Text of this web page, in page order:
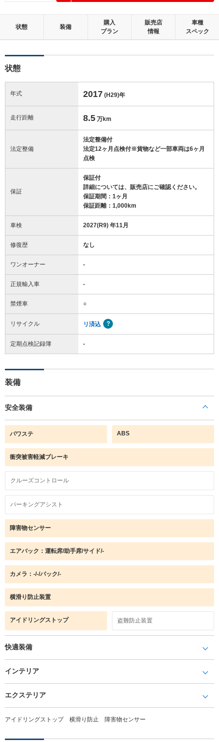
状態 装備
購入
プラン
販売店
情報
車種
スペック
状態
年式 2017 (H29)年
走行距離 8.5 万km
法定整備
法定整備付
法定12ヶ月点検付※貨物など一部車両は6ヶ月
点検
保証
保証付
詳細については、販売店にご確認ください。
保証期間：1ヶ月
保証距離：1,000km
車検 2027(R9) 年11月
修復歴 なし
ワンオーナー -
正規輸入車 -
禁煙車 ○
リサイクル リ済込
定期点検記録簿 -
装備
安全装備
パワステ ABS
衝突被害軽減ブレーキ
クルーズコントロール
パーキングアシスト
障害物センサー
エアバック：運転席/助手席/サイド/-
カメラ：-/-/バック/-
横滑り防止装置
アイドリングストップ 盗難防止装置
快適装備
インテリア
エクステリア
アイドリングストップ 横滑り防止 障害物センサー